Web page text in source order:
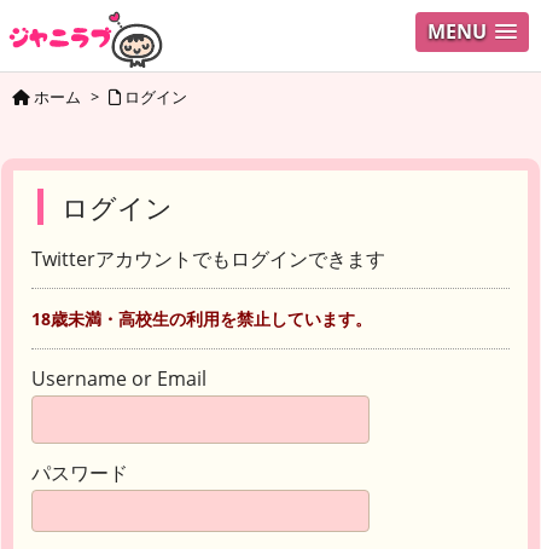
MENU
ホーム > ログイン
ログイン
Twitterアカウントでもログインできます
18歳未満・高校生の利用を禁止しています。
Username or Email
パスワード